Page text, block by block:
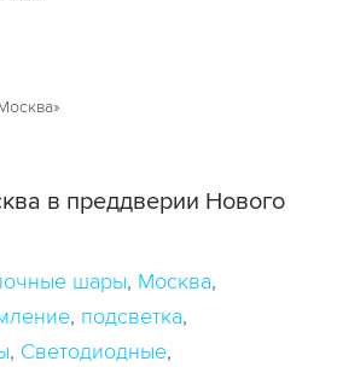
в преддверии Нового
шары Москва
подсветка
Светодиодные